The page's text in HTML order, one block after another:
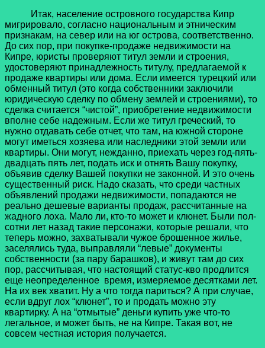
Итак, население островного государства Кипр
мигрировало, согласно национальным и этническим
признакам, на север или на юг острова, соответственно.
До сих пор, при покупке-продаже недвижимости на
Кипре, юристы проверяют титул земли и строения,
удостоверяют принадлежность титулу, предлагаемой к
продаже квартиры или дома. Если имеется турецкий или
обменный титул (это когда собственники заключили
юридическую сделку по обмену землей и строениями), то
сделка считается “чистой”, приобретение недвижимости
вполне себе надежным. Если же титул греческий, то
нужно отдавать себе отчет, что там, на южной стороне
могут иметься хозяева или наследники этой земли или
квартиры. Они могут, нежданно, приехать через год-пять-
двадцать пять лет, подать иск и отнять Вашу покупку,
объявив сделку Вашей покупки не законной. И это очень
существенный риск. Надо сказать, что среди частных
объявлений продажи недвижимости, попадаются не
реально дешевые варианты продаж, рассчитанные на
жадного лоха. Мало ли, кто-то может и клюнет. Были пол-
сотни лет назад такие персонажи, которые решали, что
теперь можно, захватывали чужое брошенное жилье,
заселялись туда, выправляли “левые” документы
собственности (за пару барашков), и живут там до сих
пор, рассчитывая, что настоящий статус-кво продлится
еще неопределенное время, измеряемое десятками лет.
На их век хватит. Ну а что тогда париться? А при случае,
если вдруг лох “клюнет”, то и продать можно эту
квартирку. А на “отмытые” деньги купить уже что-то
легальное, и может быть, не на Кипре. Такая вот, не
совсем честная история получается.